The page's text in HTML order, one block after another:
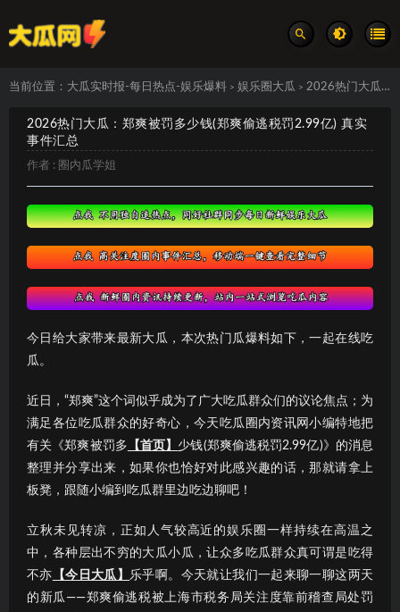
当前位置： 大瓜实时报-每日热点-娱乐爆料 > 娱乐圈大瓜 > 2026热门大瓜：郑爽被罚多少钱(郑爽偷逃税罚2.99亿) 真实事件汇总
2026热门大瓜：郑爽被罚多少钱(郑爽偷逃税罚2.99亿) 真实
事件汇总
作者 : 圈内瓜学姐
今日给大家带来最新大瓜，本次热门瓜爆料如下，一起在线吃
瓜。
近日，“郑爽”这个词似乎成为了广大吃瓜群众们的议论焦点；为
满足各位吃瓜群众的好奇心，今天吃瓜圈内资讯网小编特地把
有关《郑爽被罚多 【首页】 少钱(郑爽偷逃税罚2.99亿)》的消息
整理并分享出来，如果你也恰好对此感兴趣的话，那就请拿上
板凳，跟随小编到吃瓜群里边吃边聊吧！
立秋未见转凉，正如人气较高近的娱乐圈一样持续在高温之
中，各种层出不穷的大瓜小瓜，让众多吃瓜群众真可谓是吃得
不亦 【今日大瓜】
乐乎啊。今天就让我们一起来聊一聊这两天
的新瓜——郑爽偷逃税被上海市税务局关注度靠前稽查局处罚